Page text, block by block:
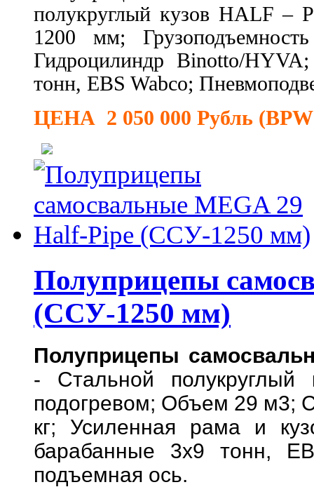
полукруглый кузов HALF
1200 мм;
Гидроцилиндр Binotto/
тонн, EBS Wabco;
ЦЕНА 2 050 000 Рубль
Полуприцепы
(ССУ-1250 мм)
Полуприцепы
- Стальной
подогревом; Объем 29 м3;
кг; Усиленная рама и
барабанные 3х9 тонн,
подъемная ось.